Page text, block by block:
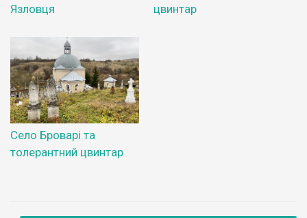
Язловця
цвинтар
Село Броварі та
толерантний цвинтар